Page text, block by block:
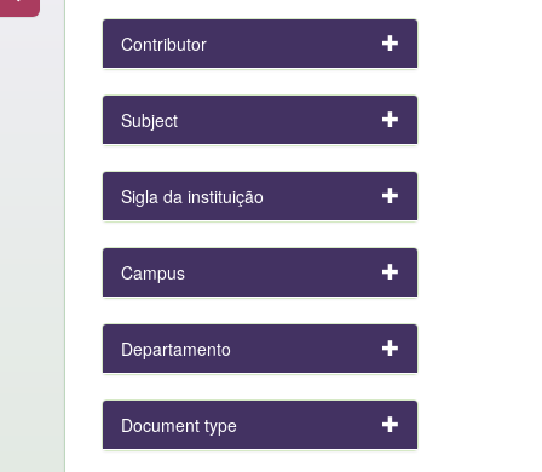
Contributor
Subject
Sigla da instituição
Campus
Departamento
Document type